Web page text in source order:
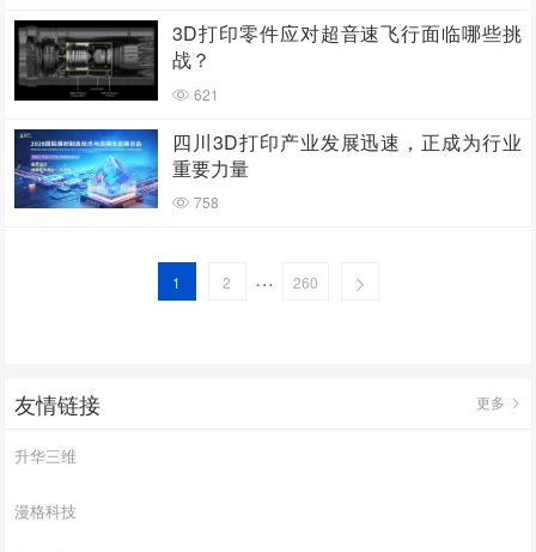
3D打印零件应对超音速飞行面临哪些挑
战？
621
四川3D打印产业发展迅速，正成为行业
重要力量
758
1 2 … 260
友情链接 更多
升华三维
漫格科技